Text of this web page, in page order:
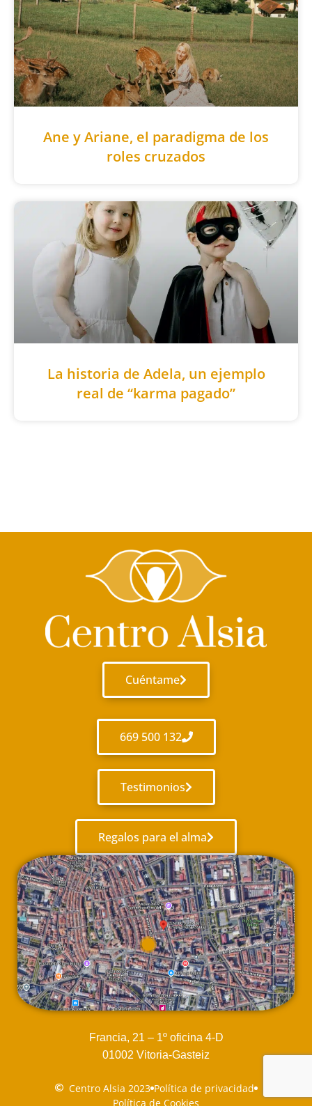
Ane y Ariane, el paradigma de los
roles cruzados
La historia de Adela, un ejemplo
real de “karma pagado”
Cuéntame
669 500 132
Testimonios
Regalos para el alma
Francia, 21 – 1º oficina 4-D
01002 Vitoria-Gasteiz
Centro Alsia 2023 Política de privacidad
Política de Cookies